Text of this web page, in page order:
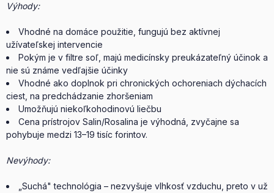
Výhody:
Vhodné na domáce použitie, fungujú bez aktívnej
užívateľskej intervencie
Pokým je v filtre soľ, majú medicínsky preukázateľný účinok a
nie sú známe vedľajšie účinky
Vhodné ako doplnok pri chronických ochoreniach dýchacích
ciest, na predchádzanie zhoršeniam
Umožňujú niekoľkohodinovú liečbu
Cena prístrojov Salin/Rosalina je výhodná, zvyčajne sa
pohybuje medzi 13–19 tisíc forintov.
Nevýhody:
„Suchá" technológia – nezvyšuje vlhkosť vzduchu, preto v už